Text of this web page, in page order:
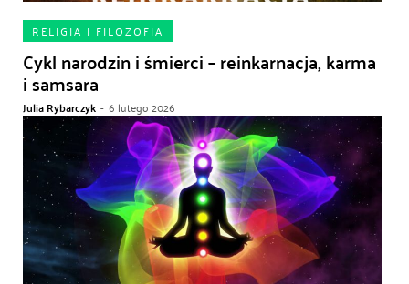
RELIGIA I FILOZOFIA
Cykl narodzin i śmierci – reinkarnacja, karma
i samsara
Julia Rybarczyk - 6 lutego 2026